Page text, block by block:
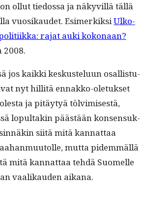
ollut tiedos­sa ja näkyvil­lä täl­lä
vuosikaudet. Esimerkik­siUlko­
rajat auki kokon­aan?
2008.
jos kaik­ki keskustelu­un osal­lis­tu­
nyt hillitä ennakko-ole­tuk­set
ja pitäy­tyä tölvimis­es­tä,
lop­ul­takin päästään kon­sen­suk­
siitä mitä kan­nat­taa
mut­ta pidem­mäl­lä
mitä kan­nat­taa tehdä Suomelle
vaa­likau­den aikana.